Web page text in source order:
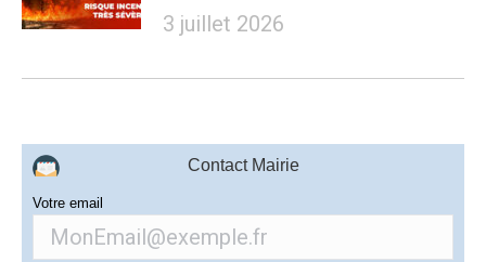
3 juillet 2026
Contact Mairie
Votre email